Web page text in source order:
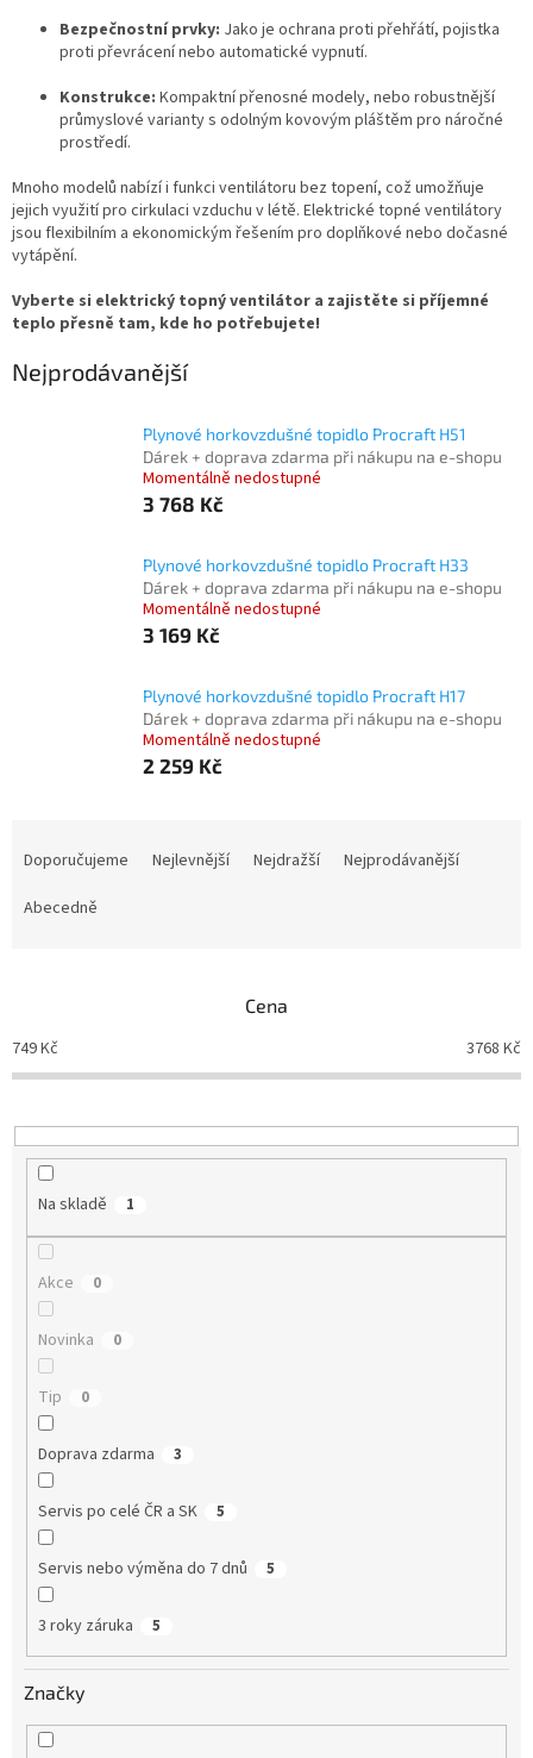
Bezpečnostní prvky: Jako je ochrana proti přehřátí, pojistka
proti převrácení nebo automatické vypnutí.
Konstrukce: Kompaktní přenosné modely, nebo robustnější
průmyslové varianty s odolným kovovým pláštěm pro náročné
prostředí.
Mnoho modelů nabízí i funkci ventilátoru bez topení, což umožňuje
jejich využití pro cirkulaci vzduchu v létě. Elektrické topné ventilátory
jsou flexibilním a ekonomickým řešením pro doplňkové nebo dočasné
vytápění.
Vyberte si elektrický topný ventilátor a zajistěte si příjemné
teplo přesně tam, kde ho potřebujete!
Nejprodávanější
Plynové horkovzdušné topidlo Procraft H51
Dárek + doprava zdarma při nákupu na e-shopu
Momentálně nedostupné
3 768 Kč
Plynové horkovzdušné topidlo Procraft H33
Dárek + doprava zdarma při nákupu na e-shopu
Momentálně nedostupné
3 169 Kč
Plynové horkovzdušné topidlo Procraft H17
Dárek + doprava zdarma při nákupu na e-shopu
Momentálně nedostupné
2 259 Kč
o
d
k
t
Doporučujeme Nejlevnější Nejdražší
Nejprodávanější
Abecedně
Cena
749Kč 3768 Kč
Na skladě 1
Akce 0
Novinka 0
Tip 0
Doprava zdarma 3
Servis po celé ČR a SK 5
Servis nebo výměna do 7 dnů 5
3 roky záruka 5
Značky